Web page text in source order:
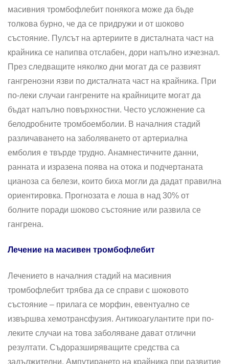
масивния тромбофлебит понякога може да бъде
толкова бур­но, че да се придружи и от шоково
състояние. Пулсът на арте­риите в дисталната част на
крайника се напипва отслабен, дори напълно изчезнал.
През следващите няколко дни мо­гат да се развият
гангренозни язви по дисталната част на крайника. При
по-леки случаи гангре­ните на крайниците могат да
бъдат напълно повърхностни. Често усложнение са
белодробните тромбоемболии. В началния стадий
различаването на заболяването от артериална
емболия е твърде трудно. Анамнестичните данни,
ранната и изразена поява на отока и подчертаната
цианоза са белези, които биха могли да дадат правилна
ориентировка. Прогнозата е лоша в над 30% от
болните поради шоково състояние или развила се
гангрена.
Лечение на масивен тромбофлебит
Лечението в началния стадий на масивния
тромбофлебит трябва да се справи с шоковото
състояние – прилага се морфин, евентуално се
извършва хемотрансфузия. Антикоагулантите при по-
леките случаи на това заболяване дават отлични
резултати. Съдоразширяващите средства са
задължителни. Ампутирането на крайника при развитие